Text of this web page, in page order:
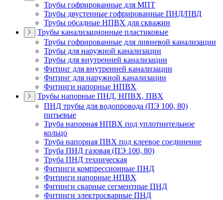
Трубы гофрированные для МПТ
Трубы двустенные гофрированные ПНД/ПВД
Трубы обсадные НПВХ для скважин
Трубы канализационные пластиковые
Трубы гофрированные для ливневой канализации
Трубы для наружной канализации
Трубы для внутренней канализации
Фитинг для внутренней канализации
Фитинг для наружной канализации
Фитинги напорные НПВХ
Трубы напорные ПНД, НПВХ, ПВХ
ПНД трубы для водопровода (ПЭ 100, 80)
питьевые
Труба напорная НПВХ под уплотнительное
кольцо
Труба напорная ПВХ под клеевое соединение
Труба ПНД газовая (ПЭ 100, 80)
Труба ПНД техническая
Фитинги компрессионные ПНД
Фитинги напорные НПВХ
Фитинги сварные сегментные ПНД
Фитинги электросварные ПНД